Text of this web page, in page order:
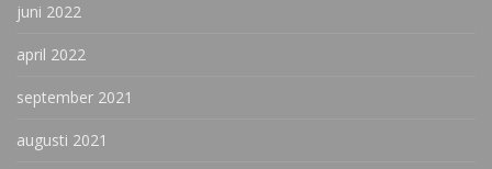
juni 2022
april 2022
september 2021
augusti 2021